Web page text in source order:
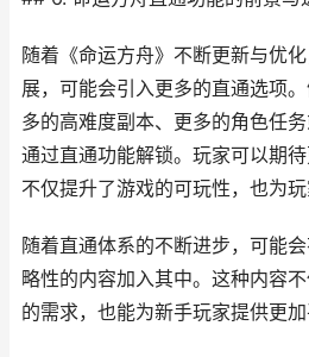
随着《命运方舟》不断更新与优
展，可能会引入更多的直通选项
多的高难度副本、更多的角色任
通过直通功能解锁。玩家可以期
不仅提升了游戏的可玩性，也为玩
随着直通体系的不断进步，可能
略性的内容加入其中。这种内容
的需求，也能为新手玩家提供更加